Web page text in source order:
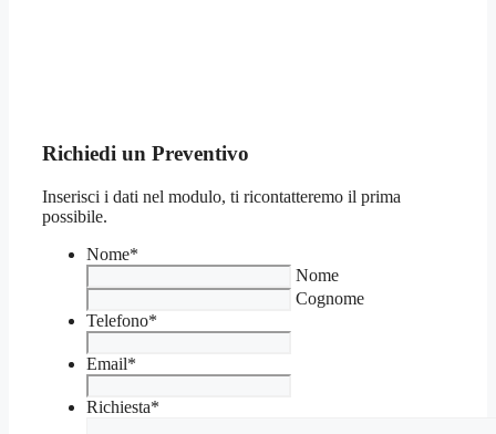
Richiedi un Preventivo
Inserisci i dati nel modulo, ti ricontatteremo il prima
possibile.
Nome*
Nome
Cognome
Telefono*
Email*
Richiesta*